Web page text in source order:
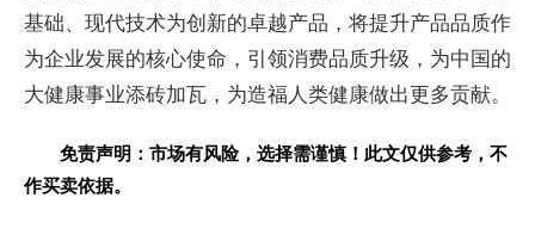
基础、现代技术为创新的卓越产品，将提升产品品质作
为企业发展的核心使命，引领消费品质升级，为中国的
大健康事业添砖加瓦，为造福人类健康做出更多贡献。
免责声明：市场有风险，选择需谨慎！此文仅供参考，不
作买卖依据。